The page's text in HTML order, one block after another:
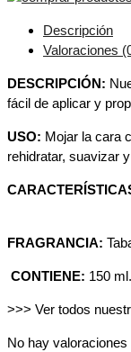
Descripción
Valoraciones
DESCRIPCIÓN:
fácil de aplicar y
USO: Mojar la cara
rehidratar, suavizar
FRAGRANCIA:
CONTIENE: 150 ml.
>>> Ver todos
No hay valoraciones